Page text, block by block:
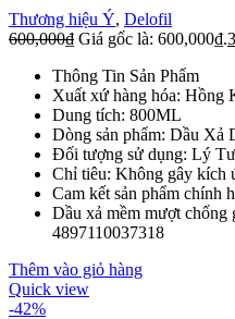
Thương hiệu Ý, Delofil
600,000₫ Giá gốc là: 600,000₫.
Thông Tin Sản Phẩm
Xuất xứ hàng hóa: Hồng
Dung tích: 800ML
Dòng sản phẩm: Dầu Xả
Đối tượng sử dụng: Lý
Chỉ tiêu: Không gây kích
Cam kết sản phẩm chính
Dầu xả mềm mượt
4897110037318
Thêm vào giỏ hàng
Quick view
-42%